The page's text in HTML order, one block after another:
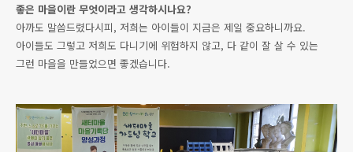
좋은 마을이란 무엇이라고 생각하시나요?
아까도 말씀드렸다시피, 저희는 아이들이 지금은 제일 중요하니까요.
아이들도 그렇고 저희도 다니기에 위험하지 않고, 다 같이 잘 살 수 있는
그런 마을을 만들었으면 좋겠습니다.